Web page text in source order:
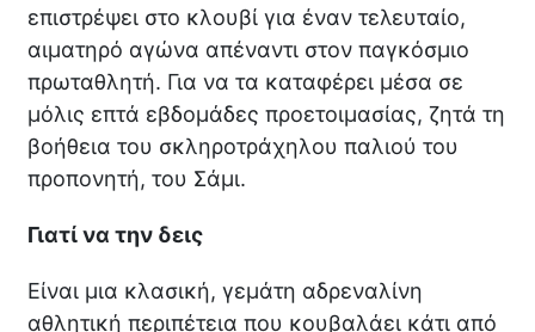
επιστρέψει στο κλουβί για έναν τελευταίο,
αιματηρό αγώνα απέναντι στον παγκόσμιο
πρωταθλητή. Για να τα καταφέρει μέσα σε
μόλις επτά εβδομάδες προετοιμασίας, ζητά τη
βοήθεια του σκληροτράχηλου παλιού του
προπονητή, του Σάμι.
Γιατί να την δεις
Είναι μια κλασική, γεμάτη αδρεναλίνη
αθλητική περιπέτεια που κουβαλάει κάτι από